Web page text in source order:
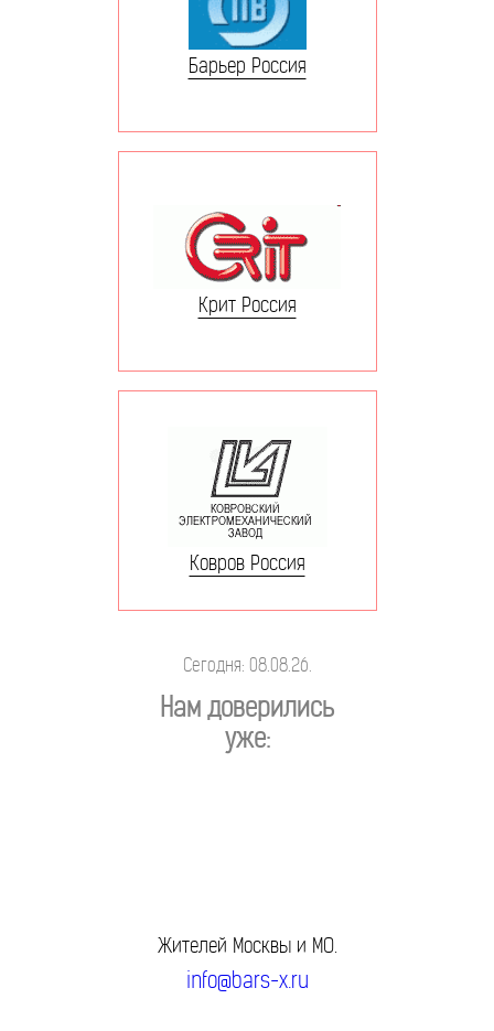
Барьер Россия
Крит Россия
Ковров Россия
Сегодня: 08.08.26.
Нам доверились
уже:
Жителей Москвы и МО.
info@bars-x.ru